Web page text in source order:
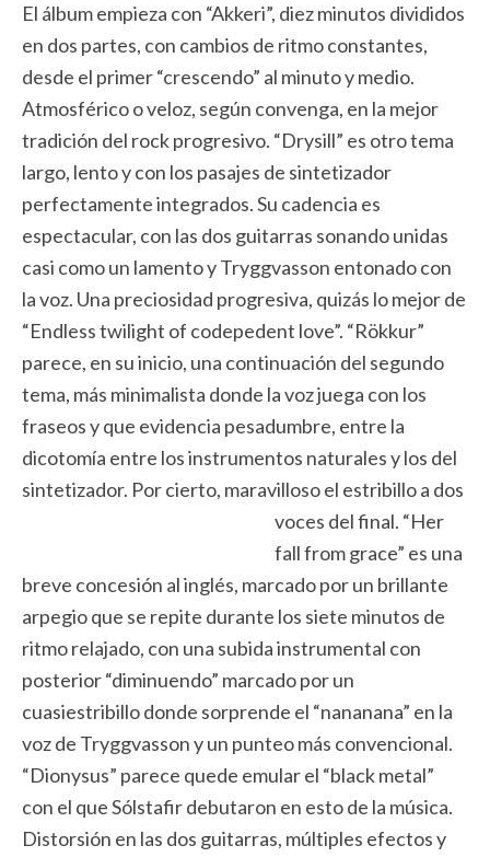
El álbum empieza con “Akkeri”, diez minutos divididos
en dos partes, con cambios de ritmo constantes,
desde el primer “crescendo” al minuto y medio.
Atmosférico o veloz, según convenga, en la mejor
tradición del rock progresivo. “Drysill” es otro tema
largo, lento y con los pasajes de sintetizador
perfectamente integrados. Su cadencia es
espectacular, con las dos guitarras sonando unidas
casi como un lamento y Tryggvasson entonado con
la voz. Una preciosidad progresiva, quizás lo mejor de
“Endless twilight of codepedent love”. “Rökkur”
parece, en su inicio, una continuación del segundo
tema, más minimalista donde la voz juega con los
fraseos y que evidencia pesadumbre, entre la
dicotomía entre los instrumentos naturales y los del
sintetizador. Por cierto, maravilloso el estribillo a dos
voces del final. “Her
fall from grace” es una
breve concesión al inglés, marcado por un brillante
arpegio que se repite durante los siete minutos de
ritmo relajado, con una subida instrumental con
posterior “diminuendo” marcado por un
cuasiestribillo donde sorprende el “nananana” en la
voz de Tryggvasson y un punteo más convencional.
“Dionysus” parece quede emular el “black metal”
con el que Sólstafir debutaron en esto de la música.
Distorsión en las dos guitarras, múltiples efectos y